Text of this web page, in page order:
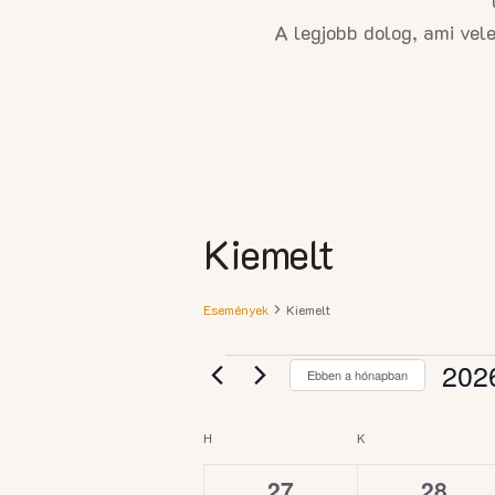
A legjobb dolog, ami
Kiemelt
Események Kiemelt
Ebben a hónapban
Események
H K
0
0